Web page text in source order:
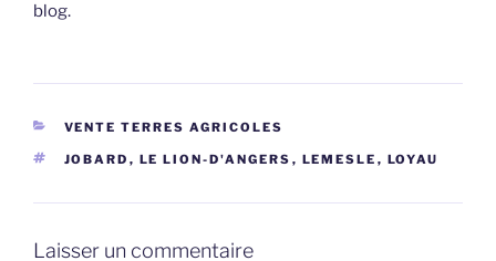
blog.
CATÉGORIES
VENTE TERRES AGRICOLES
ÉTIQUETTES
JOBARD , LE LION-D'ANGERS , LEMESLE , LOYAU
Laisser un commentaire